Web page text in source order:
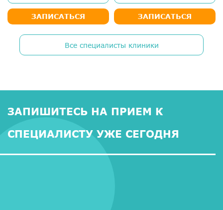
ЗАПИСАТЬСЯ ЗАПИСАТЬСЯ
Все специалисты клиники
ЗАПИШИТЕСЬ НА ПРИЕМ К
СПЕЦИАЛИСТУ УЖЕ СЕГОДНЯ